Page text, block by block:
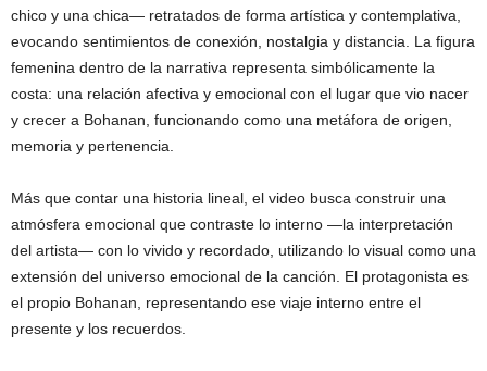
chico y una chica— retratados de forma artística y contemplativa,
evocando sentimientos de conexión, nostalgia y distancia. La figura
femenina dentro de la narrativa representa simbólicamente la
costa: una relación afectiva y emocional con el lugar que vio nacer
y crecer a Bohanan, funcionando como una metáfora de origen,
memoria y pertenencia.
Más que contar una historia lineal, el video busca construir una
atmósfera emocional que contraste lo interno —la interpretación
del artista— con lo vivido y recordado, utilizando lo visual como una
extensión del universo emocional de la canción. El protagonista es
el propio Bohanan, representando ese viaje interno entre el
presente y los recuerdos.